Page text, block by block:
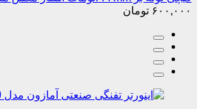
۶۰۰,۰۰۰ تومان